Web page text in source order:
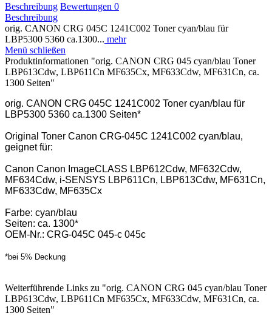
Beschreibung Bewertungen 0
Beschreibung
orig. CANON CRG 045C 1241C002 Toner cyan/blau für
LBP5300 5360 ca.1300... mehr
Menü schließen
Produktinformationen "orig. CANON CRG 045 cyan/blau Toner
LBP613Cdw, LBP611Cn MF635Cx, MF633Cdw, MF631Cn, ca.
1300 Seiten"
orig. CANON CRG 045C 1241C002 Toner cyan/blau für
LBP5300 5360 ca.1300 Seiten*
Original Toner Canon CRG-045C 1241C002 cyan/blau,
geignet für:
Canon Canon ImageCLASS LBP612Cdw, MF632Cdw,
MF634Cdw, i-SENSYS LBP611Cn, LBP613Cdw, MF631Cn,
MF633Cdw, MF635Cx
Farbe: cyan/blau
Seiten: ca. 1300*
OEM-Nr.: CRG-045C 045-c 045c
*bei 5% Deckung
Weiterführende Links zu "orig. CANON CRG 045 cyan/blau Toner
LBP613Cdw, LBP611Cn MF635Cx, MF633Cdw, MF631Cn, ca.
1300 Seiten"